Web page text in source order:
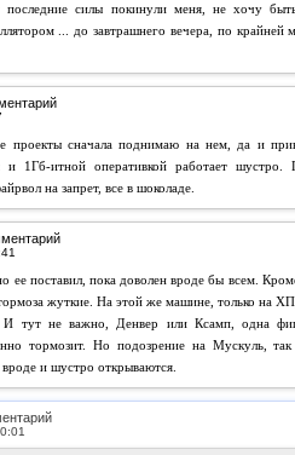
последние силы покинули меня, не хочу
... до завтрашнего вечера, по крайней
проекты сначала поднимаю на нем, да и
1Гб-итной оперативкой работает шустро.
на запрет, все в шоколаде.
ее поставил, пока доволен вроде бы всем.
жуткие. На этой же машине, только на
И тут не важно, Денвер или Ксамп, одна
тормозит. Но подозрение на Мускуль, так
и шустро открываются.